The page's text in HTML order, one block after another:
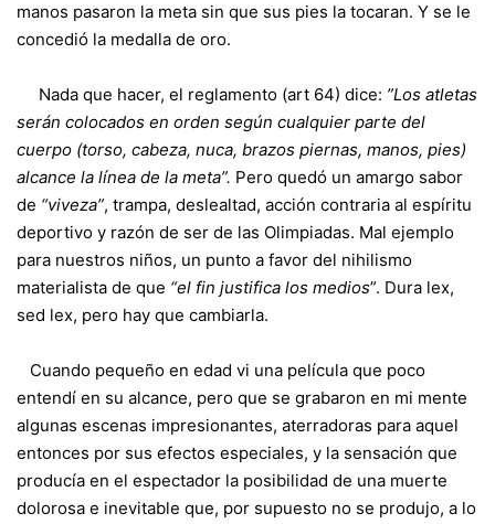
manos pasaron la meta sin que sus pies la tocaran. Y se le
concedió la medalla de oro.
Nada que hacer, el reglamento (art 64) dice: ”Los atletas
serán colocados en orden según cualquier parte del
cuerpo (torso, cabeza, nuca, brazos piernas, manos, pies)
alcance la línea de la meta”. Pero quedó un amargo sabor
de “viveza”, trampa, deslealtad, acción contraria al espíritu
deportivo y razón de ser de las Olimpiadas. Mal ejemplo
para nuestros niños, un punto a favor del nihilismo
materialista de que “el fin justifica los medios”. Dura lex,
sed lex, pero hay que cambiarla.
Cuando pequeño en edad vi una película que poco
entendí en su alcance, pero que se grabaron en mi mente
algunas escenas impresionantes, aterradoras para aquel
entonces por sus efectos especiales, y la sensación que
producía en el espectador la posibilidad de una muerte
dolorosa e inevitable que, por supuesto no se produjo, a lo